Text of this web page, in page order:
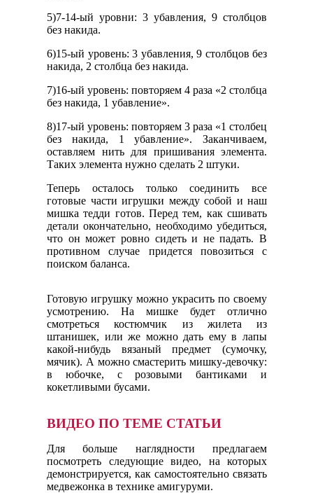
5)7-14-ый уровни: 3 убавления, 9 столбцов
без накида.
6)15-ый уровень: 3 убавления, 9 столбцов без
накида, 2 столбца без накида.
7)16-ый уровень: повторяем 4 раза «2 столбца
без накида, 1 убавление».
8)17-ый уровень: повторяем 3 раза «1 столбец
без накида, 1 убавление». Заканчиваем,
оставляем нить для пришивания элемента.
Таких элемента нужно сделать 2 штуки.
Теперь осталось только соединить все
готовые части игрушки между собой и наш
мишка тедди готов. Перед тем, как сшивать
детали окончательно, необходимо убедиться,
что он может ровно сидеть и не падать. В
противном случае придется повозиться с
поиском баланса.
Готовую игрушку можно украсить по своему
усмотрению. На мишке будет отлично
смотреться костюмчик из жилета из
штанишек, или же можно дать ему в лапы
какой-нибудь вязаный предмет (сумочку,
мячик). А можно смастерить мишку-девочку:
в юбочке, с розовыми бантиками и
кокетливыми бусами.
ВИДЕО ПО ТЕМЕ СТАТЬИ
Для больше наглядности предлагаем
посмотреть следующие видео, на которых
демонстрируется, как самостоятельно связать
медвежонка в технике амигуруми.